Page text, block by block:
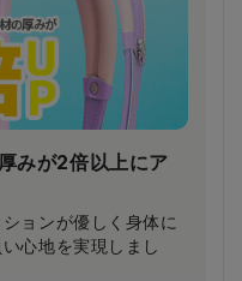
みが2倍以上にア
ョンが優しく身体に
心地を実現しまし